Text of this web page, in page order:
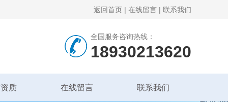
返回首页 | 在线留言 | 联系我们
全国服务咨询热线：
18930213620
质 在线留言 联系我们